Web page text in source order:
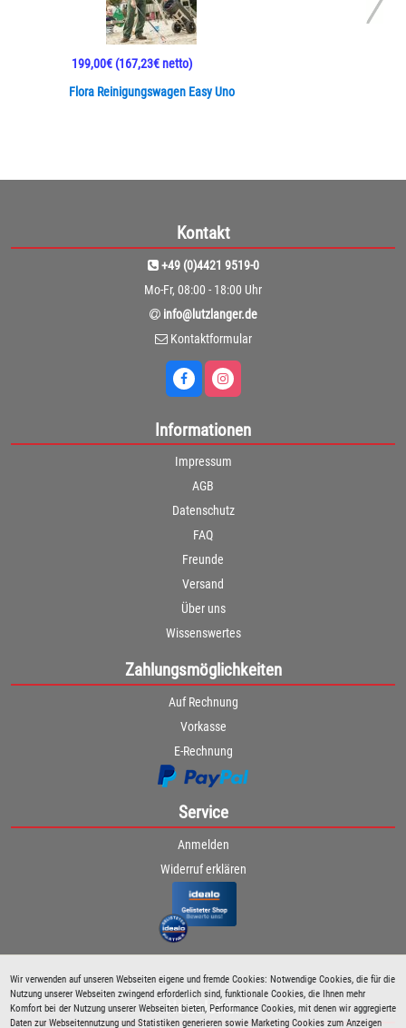
Wir verwenden auf unseren Webseiten eigene und fremde Cookies: Notwendige Cookies, die für die
Nutzung unserer Webseiten zwingend erforderlich sind, funktionale Cookies, die Ihnen mehr
Komfort bei der Nutzung unserer Webseiten bieten, Performance Cookies, mit denen wir aggregierte
Daten zur Webseitennutzung und Statistiken generieren sowie Marketing Cookies zum Anzeigen
Flora Reinigungswagen Easy Uno
199,00€(167,23€ netto)
Kontakt
+49 (0)4421 9519-0
Mo-Fr, 08:00 - 18:00 Uhr
info@lutzlanger.de
Kontaktformular
Informationen
Impressum
AGB
Datenschutz
FAQ
Freunde
Versand
Über uns
Wissenswertes
Zahlungsmöglichkeiten
Auf Rechnung
Vorkasse
E-Rechnung
Service
Anmelden
Widerruf erklären
Newsletter